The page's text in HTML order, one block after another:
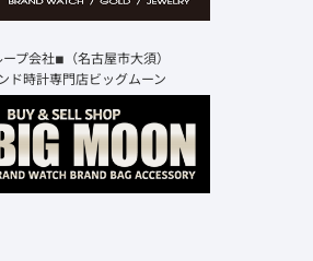
ープ会社◾︎（名古屋市大須）
ド時計専門店ビッグムーン